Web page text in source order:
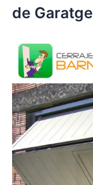
de Garatge